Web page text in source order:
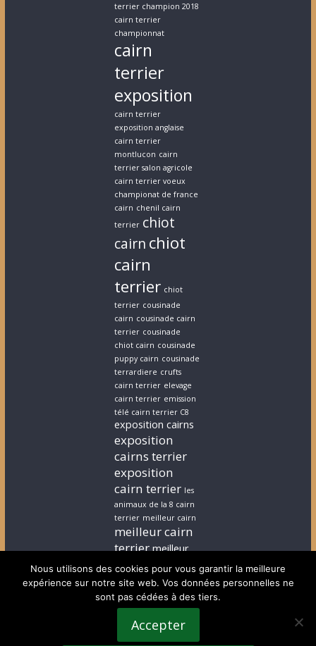
terrier champion 2018
cairn terrier
championnat
cairn
terrier
exposition
cairn terrier
exposition anglaise
cairn terrier
montlucon cairn
terrier salon agricole
cairn terrier voeux
championat de france
cairn chenil cairn
terrier chiot
cairn chiot
cairn
terrier chiot
terrier cousinade
cairn cousinade cairn
terrier cousinade
chiot cairn cousinade
puppy cairn cousinade
terrardiere crufts
cairn terrier elevage
cairn terrier emission
télé cairn terrier C8
exposition cairns
exposition
cairns terrier
exposition
cairn terrier les
animaux de la 8 cairn
terrier meilleur cairn
meilleur cairn
terrier meilleur
elevage cairn
terrier
stephanie
cairn terrier
stephanie
chiot cairn terrier
terrardiere voeux
terrier terrier ecossais
Nous utilisons des cookies pour vous garantir la meilleure
expérience sur notre site web. Vos données personnelles ne
sont pas cédées à des tiers.
Accepter